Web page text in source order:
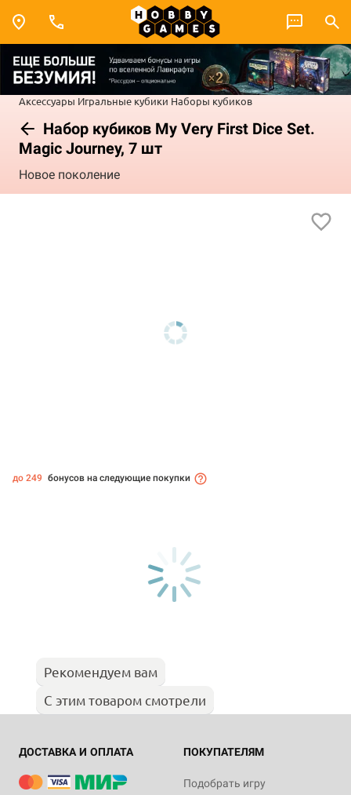
Аксессуары Игральные кубики Наборы кубиков
Набор кубиков My Very First Dice Set.
Magic Journey, 7 шт
Новое поколение
до 249 бонусов на следующие покупки
Рекомендуем вам
С этим товаром смотрели
ДОСТАВКА И ОПЛАТА ПОКУПАТЕЛЯМ
Подобрать игру